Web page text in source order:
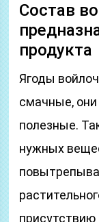
Состав
продукта
Ягоды
смачные,
полезные.
нужных